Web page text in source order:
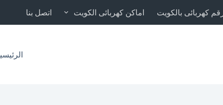
كهربائى بالكويت اماكن كهربائى الكويت اتصل بنا